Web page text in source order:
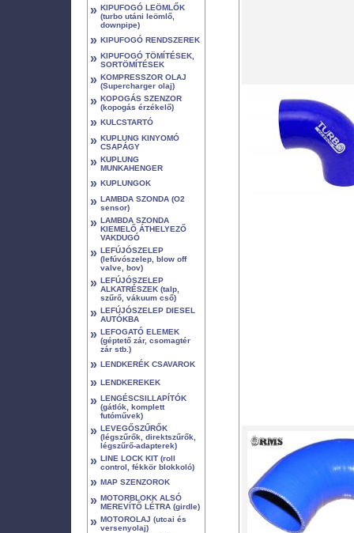
» KIPUFOGÓ LEÖMLŐK
(turbo utáni leömlő,
downpipe)
» KIPUFOGÓ RENDSZEREK
» KIPUFOGÓ TÖMÍTÉSEK,
SORTÖMÍTÉSEK
» KOMPRESSZOR OLAJ
(Supercharger olaj)
» KOPOGÁS SZENZOR
(kopogás érzékelő)
» KULCSTARTÓ
» KUPLUNG KINYOMÓ
CSAPÁGY
» KUPLUNG
MUNKAHENGER
» KUPLUNGOK
» LAMBDA SZONDA (O2
sensor)
» LAMBDA SZONDA
KIEMELŐ ÁTHELYEZŐ
VAKDUGÓ
» LEFÚJÓSZELEP
(lefúvószelep, blow off
valve, bov)
» LEFÚJÓSZELEP
ALKATRÉSZEK (talp,
szűrő, vákuum cső)
» LEFÚJÓSZELEP DIESEL
AUTÓKBA
» LEFOGATÓ ELEMEK
(géptető zár, csomagtér
zár stb.)
» LENDKERÉK CSAVAROK
» LENDKEREKEK
» LENGÉSCSILLAPÍTÓK
(gátlók, komplett
futóművek)
» LEVEGŐSZŰRŐK
(légszűrők, direktszűrők,
légszűrő-adapterek)
» LINE LOCK KIT (roll
control, fékkör blokkoló)
» MAP SZENZOROK
» MOTORBLOKK ALSÓ
MEREVÍTŐ LÉTRA (girdle)
» MOTOROLAJ (utcai és
versenyolaj)